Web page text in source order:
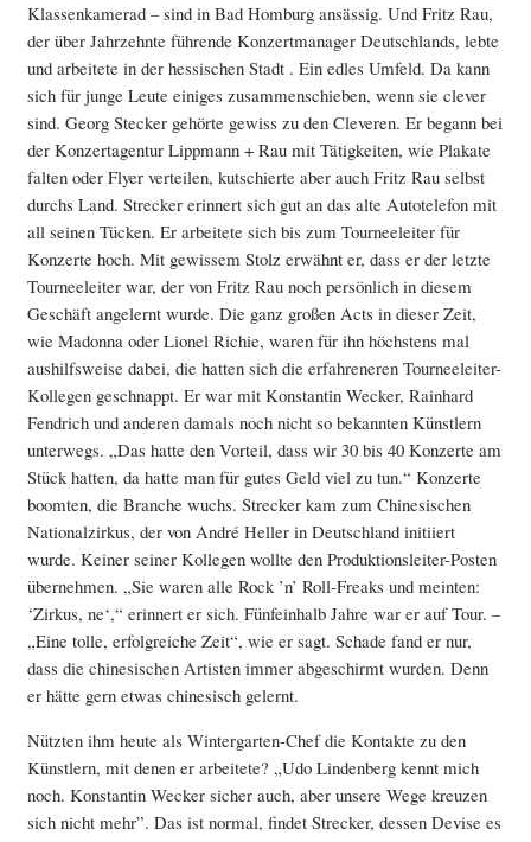
Klassenkamerad – sind in Bad Homburg ansässig. Und Fritz Rau,
der über Jahrzehnte führende Konzertmanager Deutschlands, lebte
und arbeitete in der hessischen Stadt . Ein edles Umfeld. Da kann
sich für junge Leute einiges zusammenschieben, wenn sie clever
sind. Georg Stecker gehörte gewiss zu den Cleveren. Er begann bei
der Konzertagentur Lippmann + Rau mit Tätigkeiten, wie Plakate
falten oder Flyer verteilen, kutschierte aber auch Fritz Rau selbst
durchs Land. Strecker erinnert sich gut an das alte Autotelefon mit
all seinen Tücken. Er arbeitete sich bis zum Tourneeleiter für
Konzerte hoch. Mit gewissem Stolz erwähnt er, dass er der letzte
Tourneeleiter war, der von Fritz Rau noch persönlich in diesem
Geschäft angelernt wurde. Die ganz großen Acts in dieser Zeit,
wie Madonna oder Lionel Richie, waren für ihn höchstens mal
aushilfsweise dabei, die hatten sich die erfahreneren Tourneeleiter-
Kollegen geschnappt. Er war mit Konstantin Wecker, Rainhard
Fendrich und anderen damals noch nicht so bekannten Künstlern
unterwegs. „Das hatte den Vorteil, dass wir 30 bis 40 Konzerte am
Stück hatten, da hatte man für gutes Geld viel zu tun.“ Konzerte
boomten, die Branche wuchs. Strecker kam zum Chinesischen
Nationalzirkus, der von André Heller in Deutschland initiiert
wurde. Keiner seiner Kollegen wollte den Produktionsleiter-Posten
übernehmen. „Sie waren alle Rock ’n’ Roll-Freaks und meinten:
‘Zirkus, ne‘,“ erinnert er sich. Fünfeinhalb Jahre war er auf Tour. –
„Eine tolle, erfolgreiche Zeit“, wie er sagt. Schade fand er nur,
dass die chinesischen Artisten immer abgeschirmt wurden. Denn
er hätte gern etwas chinesisch gelernt.
Nützten ihm heute als Wintergarten-Chef die Kontakte zu den
Künstlern, mit denen er arbeitete? „Udo Lindenberg kennt mich
noch. Konstantin Wecker sicher auch, aber unsere Wege kreuzen
sich nicht mehr”. Das ist normal, findet Strecker, dessen Devise es